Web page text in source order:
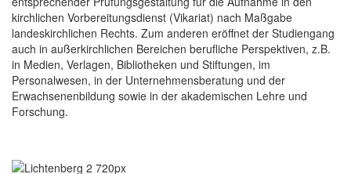
kirchlichen Vorbereitungsdienst (Vikariat) nach Maßgabe
landeskirchlichen Rechts. Zum anderen eröffnet der Studiengang
auch in außerkirchlichen Bereichen berufliche Perspektiven, z.B.
in Medien, Verlagen, Bibliotheken und Stiftungen, im
Personalwesen, in der Unternehmensberatung und der
Erwachsenenbildung sowie in der akademischen Lehre und
Forschung.